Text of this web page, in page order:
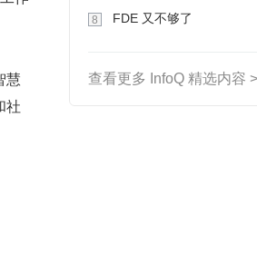
慧
社
8 FDE 又不够了
查看更多 InfoQ 精选内容 >